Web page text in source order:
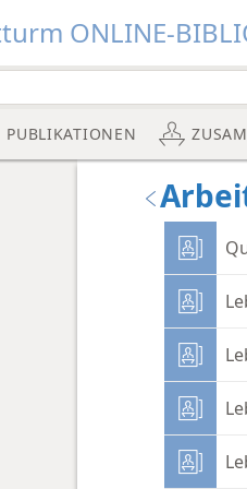
ONLINE-
PUBLIKATIONEN